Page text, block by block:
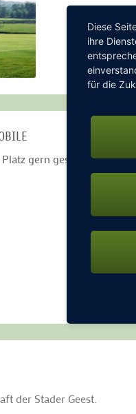
gern gesehen.Bitte
der Stader Geest.
Diese
ihre
für die